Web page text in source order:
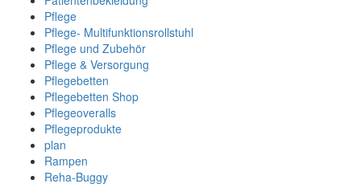
Pflege
Pflege- Multifunktionsrollstuhl
Pflege und Zubehör
Pflege & Versorgung
Pflegebetten
Pflegebetten Shop
Pflegeoveralls
Pflegeprodukte
plan
Rampen
Reha-Buggy